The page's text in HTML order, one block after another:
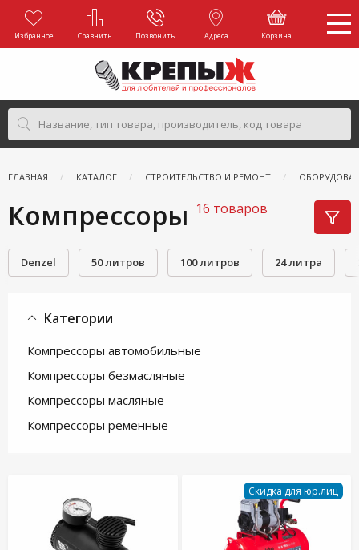
Избранное Сравнить Позвонить Адреса Корзина
ГЛАВНАЯ КАТАЛОГ СТРОИТЕЛЬСТВО И РЕМОНТ
Компрессоры 16 товаров
Denzel 50 литров 100 литров 24 литра
Категории
Компрессоры автомобильные
Компрессоры безмасляные
Компрессоры масляные
Компрессоры ременные
Скидка для юр.лиц